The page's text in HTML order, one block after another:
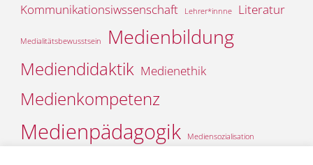
Kommunikationsiwssenschaft Lehrer*innne Literatur
Medialitätsbewusstsein Medienbildung
Mediendidaktik Medienethik
Medienkompetenz
Medienpädagogik Mediensozialisation